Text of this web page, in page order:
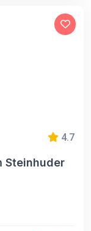
4.7
Steinhuder